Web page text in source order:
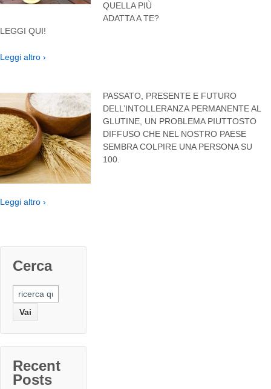
QUELLA PIÙ
ADATTA A TE?
LEGGI QUI!
Leggi altro ›
PASSATO, PRESENTE E FUTURO
DELL’INTOLLERANZA PERMANENTE AL
GLUTINE, UN PROBLEMA PIUTTOSTO
DIFFUSO CHE NEL NOSTRO PAESE
SEMBRA COLPIRE UNA PERSONA SU
100.
Leggi altro ›
Cerca
Search
for:
Recent
Posts